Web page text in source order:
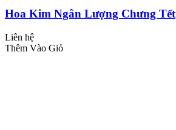
Hoa Kim Ngân Lượng Chưng Tết
Liên hệ
Thêm Vào Giỏ